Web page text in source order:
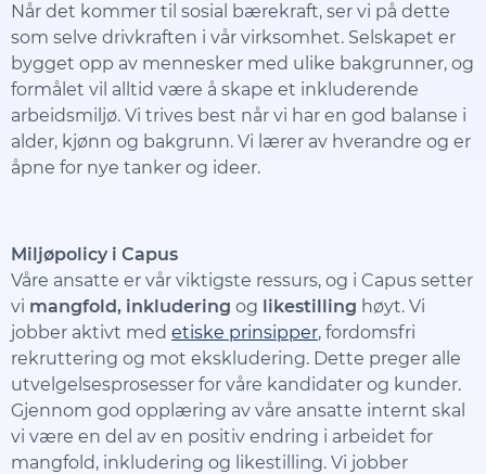
Når det kommer til sosial bærekraft, ser vi på dette
som selve drivkraften i vår virksomhet. Selskapet er
bygget opp av mennesker med ulike bakgrunner, og
formålet vil alltid være å skape et inkluderende
arbeidsmiljø. Vi trives best når vi har en god balanse i
alder, kjønn og bakgrunn. Vi lærer av hverandre og er
åpne for nye tanker og ideer.
Miljøpolicy i Capus
Våre ansatte er vår viktigste ressurs, og i Capus setter
vi mangfold, inkludering og likestilling høyt. Vi
jobber aktivt med etiske prinsipper, fordomsfri
rekruttering og mot ekskludering. Dette preger alle
utvelgelsesprosesser for våre kandidater og kunder.
Gjennom god opplæring av våre ansatte internt skal
vi være en del av en positiv endring i arbeidet for
mangfold, inkludering og likestilling. Vi jobber